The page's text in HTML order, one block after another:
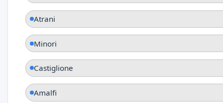
Atrani
Minori
Castiglione
Amalfi